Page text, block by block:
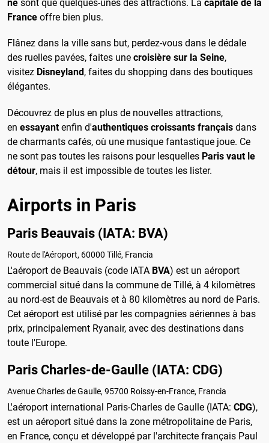
ne sont que quelques-unes des attractions. La capitale de la
France offre bien plus.
Flânez dans la ville sans but, perdez-vous dans le dédale
des ruelles pavées, faites une croisière sur la Seine,
visitez Disneyland , faites du shopping dans des boutiques
élégantes.
Découvrez de plus en plus de nouvelles attractions,
en essayantenfin d'authentiques croissants français dans
de charmants cafés, où une musique fantastique joue. Ce
ne sont pas toutes les raisons pour lesquelles Paris vaut le
détour, mais il est impossible de toutes les lister.
Airports in Paris
Paris Beauvais (IATA: BVA)
Route de l'Aéroport, 60000 Tillé, Francia
L'aéroport de Beauvais (code IATA BVA) est un aéroport
commercial situé dans la commune de Tillé, à 4 kilomètres
au nord-est de Beauvais et à 80 kilomètres au nord de Paris.
Cet aéroport est utilisé par les compagnies aériennes à bas
prix, principalement Ryanair, avec des destinations dans
toute l'Europe.
Paris Charles-de-Gaulle (IATA: CDG)
Avenue Charles de Gaulle, 95700 Roissy-en-France, Francia
L'aéroport international Paris-Charles de Gaulle (IATA: CDG),
est un aéroport situé dans la zone métropolitaine de Paris,
en France, conçu et développé par l'architecte français Paul